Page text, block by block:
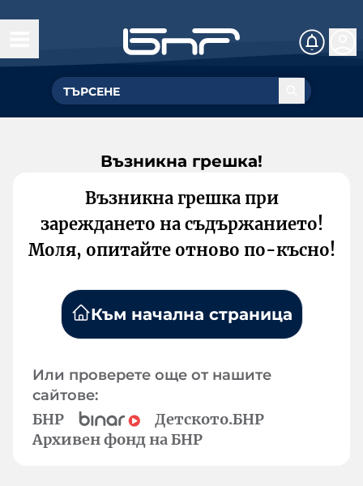
Възникна грешка!
Възникна грешка при
зареждането на съдържанието!
Моля, опитайте отново по-късно!
Към начална страница
Или проверете още от нашите
сайтове:
БНР
Детското.БНР
Архивен фонд на БНР